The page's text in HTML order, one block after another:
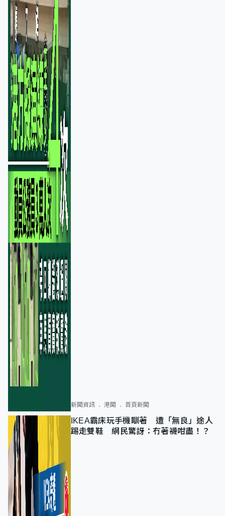
新聞資訊 港聞 首頁新聞
IKEA霸床玩手機瞓著 遭「無良」途人
踢走雙鞋 網民驚訝：冇著襪咁盡！？